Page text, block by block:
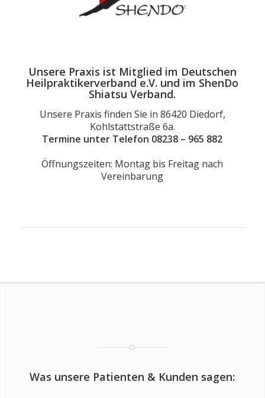
Unsere Praxis ist Mitglied im Deutschen
Heilpraktikerverband e.V. und im ShenDo
Shiatsu Verband.
Unsere Praxis finden Sie in 86420 Diedorf,
Kohlstattstraße 6a.
Termine unter Telefon 08238 – 965 882
Öffnungszeiten: Montag bis Freitag nach
Vereinbarung
Was unsere Patienten & Kunden sagen: